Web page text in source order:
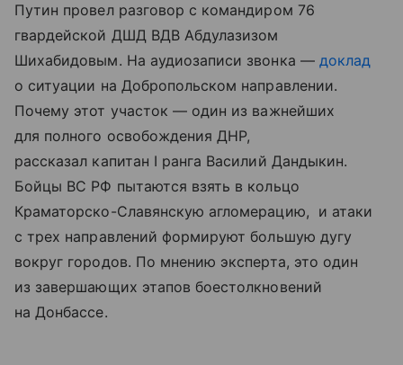
Путин провел разговор с командиром 76
гвардейской ДШД ВДВ Абдулазизом
Шихабидовым. На аудиозаписи звонка — доклад
о ситуации на Добропольском направлении.
Почему этот участок — один из важнейших
для полного освобождения ДНР,
рассказал капитан I ранга Василий Дандыкин.
Бойцы ВС РФ пытаются взять в кольцо
Краматорско-Славянскую агломерацию, и атаки
с трех направлений формируют большую дугу
вокруг городов. По мнению эксперта, это один
из завершающих этапов боестолкновений
на Донбассе.